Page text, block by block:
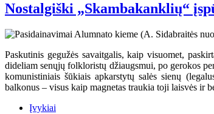
Nostalgiški „Skambakanklių“
Paskutinis gegužės savaitgalis, kaip visuomet,
dideliam senųjų folkloristų džiaugsmui, po gerokos
komunistiniais šūkiais apkarstytų salės sienų
balkonus – visus kaip magnetas traukia toji laisvės ir
Įvykiai